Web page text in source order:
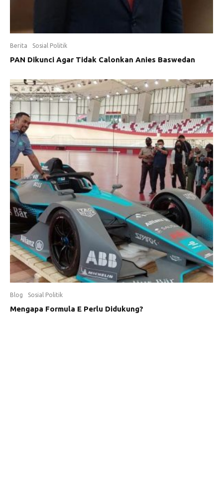
Berita Sosial Politik
PAN Dikunci Agar Tidak Calonkan Anies Baswedan
Blog Sosial Politik
Mengapa Formula E Perlu Didukung?